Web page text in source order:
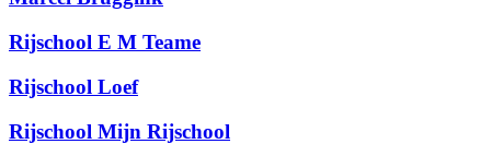
Rijschool E M Teame
Rijschool Loef
Rijschool Mijn Rijschool